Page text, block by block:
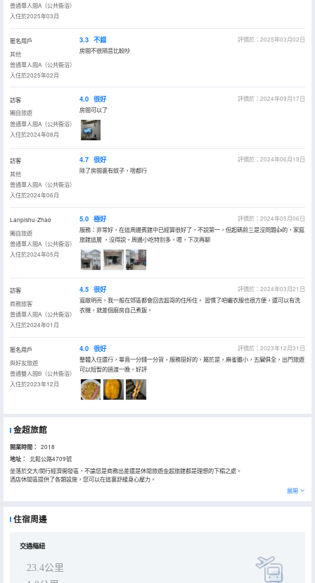
普通單人間A（公共衞浴）
入住於2025年03月
匿名用戶
其他
普通單人間A（公共衞浴）
入住於2025年02月
3.3 不錯
評價於：2025年03月02日
房間不很隔音比較吵
訪客
獨自旅遊
普通單人間A（公共衞浴）
入住於2024年08月
4.0 很好
評價於：2024年09月17日
房間可以了
訪客
其他
普通單人間A（公共衞浴）
入住於2024年06月
4.7 很好
評價於：2024年06月19日
除了房間裏有蚊子，啥都行
Lanpishu-Zhao
獨自旅遊
普通單人間A（公共衞浴）
入住於2024年05月
5.0 極好
評價於：2024年05月06日
服務：非常好，在這周邊賓館中已經算很好了，不説第一，但起碼前三是沒問題👍的，家庭
旅館這層 ，沒得説，周邊小吃特別多，嗯，下次再聊
訪客
商務旅客
普通單人間A（公共衞浴）
入住於2024年01月
4.5 很好
評價於：2024年03月21日
寬敞明亮，我一般在郊區都會回去超哥的住所住。 習慣了吧曬衣服也很方便，還可以有洗
衣機，就差個廚房自己煮飯。
匿名用戶
與好友旅遊
普通雙人間B（公共衞浴）
入住於2023年12月
4.0 很好
評價於：2023年12月31日
整體入住還行，畢竟一分錢一分貨，服務挺好的，屬於是，麻雀雖小，五臟俱全，出門旅遊
可以短暫的過渡一晚，好評
金超旅館
開業時間： 2018
地址：
北鬆公路4709號
坐落於交大/閔行經濟開發區，不論您是商務出差還是休閒旅遊金超旅館都是理想的下榻之處。
酒店休閒區提供了各類設施，您可以在這裏舒緩身心壓力。
展開
住宿周邊
交通樞紐
23.4公里